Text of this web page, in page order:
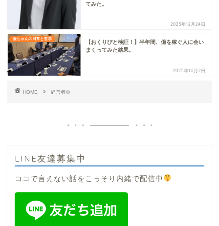
てみた。
2025年12月24日
金ちゃんの日常と哲学
【おくりびと検証！】半年間、億を稼ぐ人に会い
まくってみた結果。
2025年10月2日
HOME 経営者会
LINE友達募集中
ココで言えない話をこっそり内緒で配信中